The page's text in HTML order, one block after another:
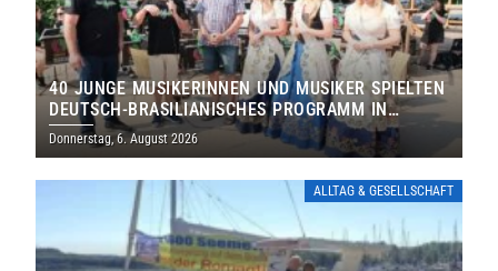
40 JUNGE MUSIKERINNEN UND MUSIKER SPIELTEN
DEUTSCH-BRASILIANISCHES PROGRAMM IN
THOLEY
Donnerstag, 6. August 2026
ALLTAG & GESELLSCHAFT